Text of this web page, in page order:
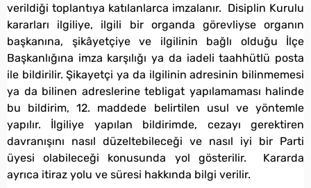
verildiği toplantıya katılanlarca imzalanır. Disiplin Kurulu
kararları ilgiliye, ilgili bir organda görevliyse organın
başkanına, şikâyetçiye ve ilgilinin bağlı olduğu İlçe
Başkanlığına imza karşılığı ya da iadeli taahhütlü posta
ile bildirilir. Şikayetçi ya da ilgilinin adresinin bilinmemesi
ya da bilinen adreslerine tebligat yapılamaması halinde
bu bildirim, 12. maddede belirtilen usul ve yöntemle
yapılır. İlgiliye yapılan bildirimde, cezayı gerektiren
davranışını nasıl düzeltebileceği ve nasıl iyi bir Parti
üyesi olabileceği konusunda yol gösterilir. Kararda
ayrıca itiraz yolu ve süresi hakkında bilgi verilir.